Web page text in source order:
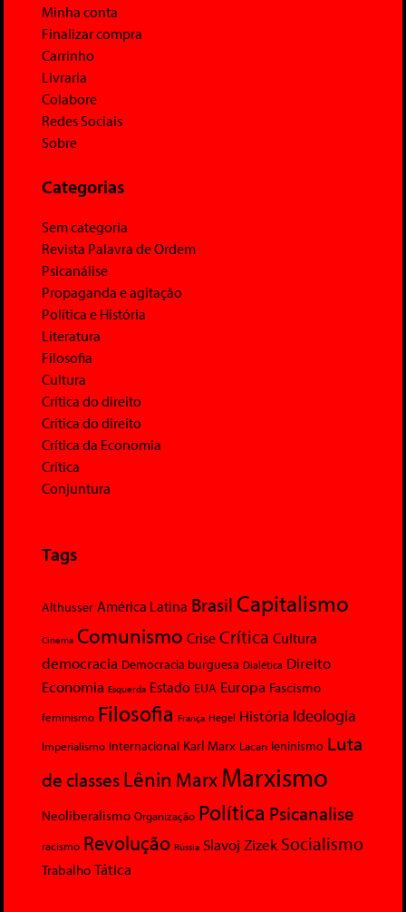
Minha conta
Finalizar compra
Carrinho
Livraria
Colabore
Redes Sociais
Sobre
Categorias
Sem categoria
Revista Palavra de Ordem
Psicanálise
Propaganda e agitação
Política e História
Literatura
Filosofia
Cultura
Crítica do direito
Crítica do direito
Crítica da Economia
Crítica
Conjuntura
Tags
Althusser América Latina Brasil Capitalismo
Cinema Comunismo Crise Crítica Cultura
democracia Democracia burguesa Dialética Direito
Economia Esquerda Estado EUA Europa Fascismo
feminismo Filosofia França Hegel História Ideologia
Imperialismo Internacional Karl Marx Lacan leninismo Luta
de classesLênin MarxMarxismo
Neoliberalismo Organização Política Psicanalise
racismo Revolução Rússia Slavoj Zizek Socialismo
Trabalho Tática